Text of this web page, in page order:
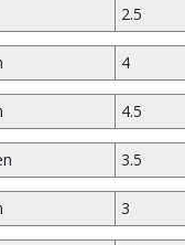
2.5
4
4.5
3.5
3